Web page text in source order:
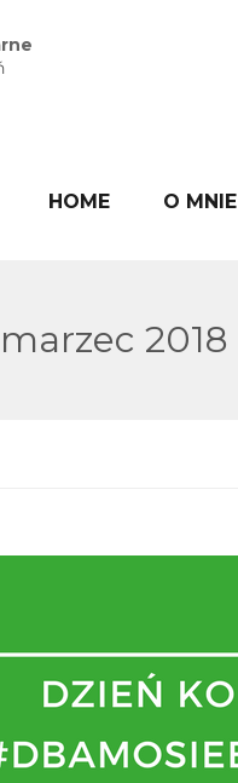
HOME O MNIE
2018